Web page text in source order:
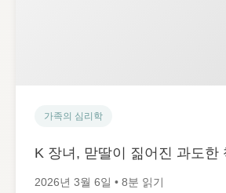
가족의 심리학
K 장녀, 맏딸이 짊어진 과도한
2026년 3월 6일 • 8분 읽기